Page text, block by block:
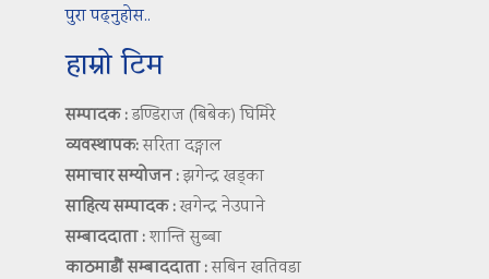
पुरा पढ्नुहोस..
हाम्रो टिम
सम्पादक :डण्डिराज (बिबेक) घिमिरे
व्यवस्थापक:सरिता दङ्गाल
समाचार सम्योजन :झगेन्द्र खड्का
साहित्य सम्पादक :खगेन्द्र नेउपाने
सम्बाददाता :शान्ति सुब्बा
काठमाडौं सम्बाददाता :सबिन खतिवडा